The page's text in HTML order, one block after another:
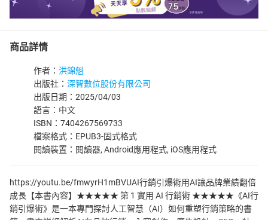
商品詳情
作者： 洪錦魁
出版社： 深智數位股份有限公司
出版日期：2025/04/03
語言：中文
ISBN：7404267569733
檔案格式：EPUB3-固式格式
閱讀裝置：閱讀器, Android應用程式, iOS應用程式
https://youtu.be/fmwyrH1mBVUAI行銷引爆術用AI讓品牌業績翻倍
成長【本書內容】★★★★★ 第 1 實用 AI 行銷術 ★★★★★《AI行
銷引爆術》是一本專門探討人工智慧（AI）如何重塑行銷策略的書